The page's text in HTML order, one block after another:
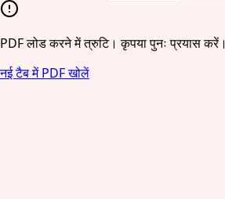
PDF लोड करने में त्रुटि। कृपया पुनः प्रयास करें।
नई टैब में PDF खोलें